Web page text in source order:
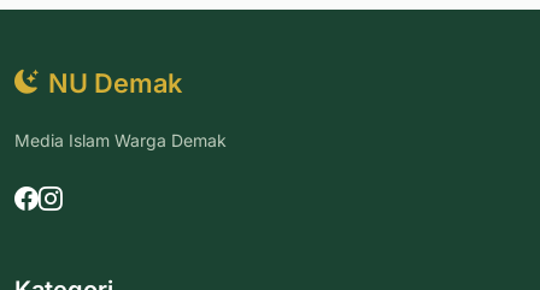
NU Demak
Media Islam Warga Demak